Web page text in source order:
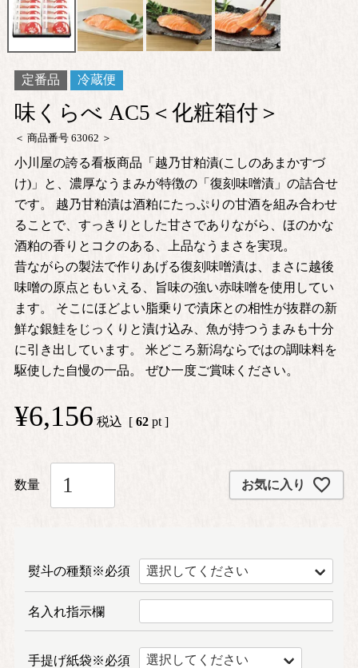
定番品 冷蔵便
味くらべ AC5＜化粧箱付＞
商品番号 63062
小川屋の誇る看板商品「越乃甘粕漬(こしのあまかすづ
け)」と、濃厚なうまみが特徴の「復刻味噌漬」の詰合せ
です。 越乃甘粕漬は酒粕にたっぷりの甘酒を組み合わせ
ることで、すっきりとした甘さでありながら、ほのかな
酒粕の香りとコクのある、上品なうまさを実現。
昔ながらの製法で作りあげる復刻味噌漬は、まさに越後
味噌の原点ともいえる、旨味の強い赤味噌を使用してい
ます。 そこにほどよい脂乗りで漬床との相性が抜群の新
鮮な銀鮭をじっくりと漬け込み、魚が持つうまみも十分
に引き出しています。 米どころ新潟ならではの調味料を
駆使した自慢の一品。 ぜひ一度ご賞味ください。
¥6,156 税込 [ 62 pt ]
お気に入り
熨斗の種類※必須
名入れ指示欄
手提げ紙袋※必須